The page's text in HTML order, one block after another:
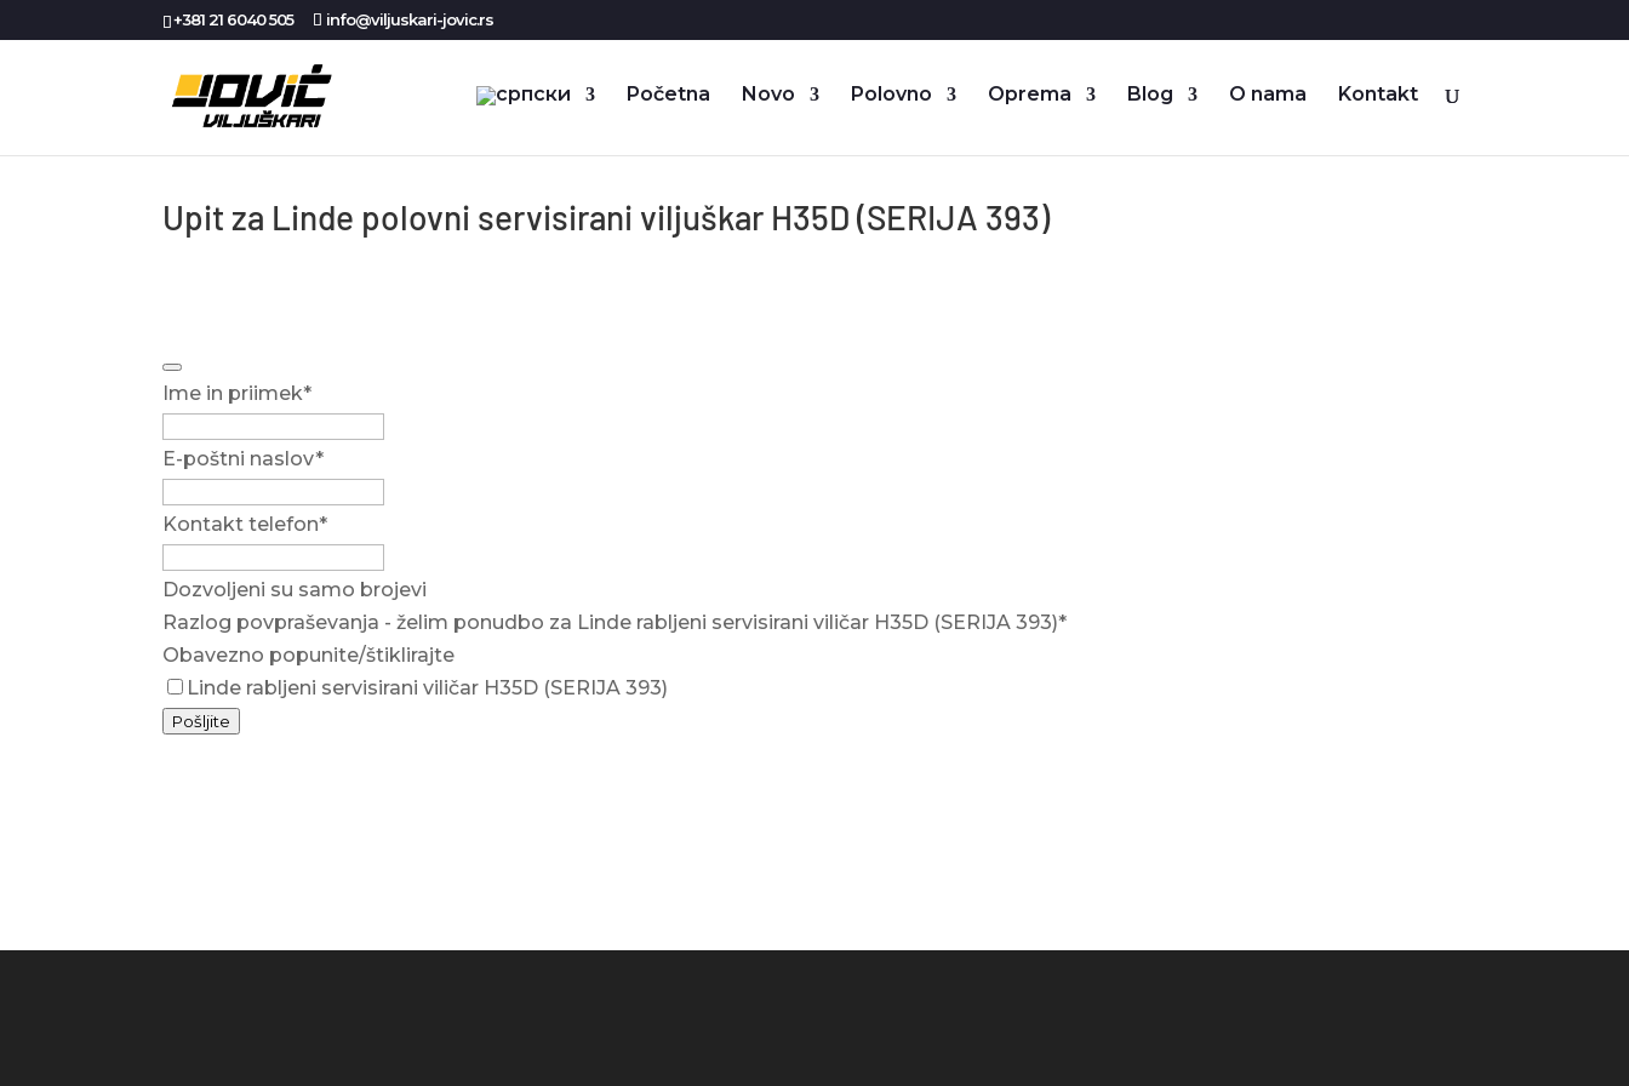
+381 21 6040 505 info@viljuskari-jovic.rs
Početna Novo Polovno Oprema Blog O nama Kontakt
Upit za Linde polovni servisirani viljuškar H35D (SERIJA 393)
Ime in priimek*
E-poštni naslov*
Phone
Kontakt telefon*
Dozvoljeni su samo brojevi
Razlog povpraševanja - želim ponudbo za Linde rabljeni servisirani viličar H35D (SERIJA 393)*
Obavezno popunite/štiklirajte
Linde rabljeni servisirani viličar H35D (SERIJA 393)
Pošljite